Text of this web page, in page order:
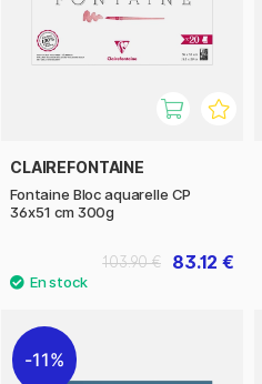
CLAIREFONTAINE
Fontaine Bloc aquarelle CP
36x51 cm 300g
83.12 €
103.90 €
11%